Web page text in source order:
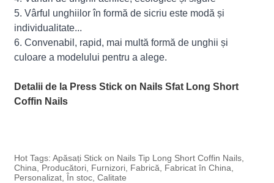
5. Vârful unghiilor în formă de sicriu este modă și
individualitate...
6. Convenabil, rapid, mai multă formă de unghii și
culoare a modelului pentru a alege.
Detalii de la Press Stick on Nails Sfat Long Short
Coffin Nails
Hot Tags: Apăsați Stick on Nails Tip Long Short Coffin Nails,
China, Producători, Furnizori, Fabrică, Fabricat în China,
Personalizat, În stoc, Calitate